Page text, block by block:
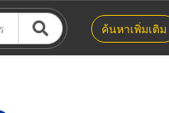
ค้นหาเพิ่มเติม